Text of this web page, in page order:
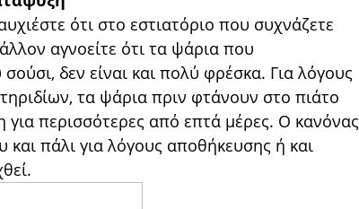
ότι στο εστιατόριο που συχνάζετε
αγνοείτε ότι τα ψάρια που
δεν είναι και πολύ φρέσκα. Για λόγους
τα ψάρια πριν φτάνουν στο πιάτο
περισσότερες από επτά μέρες. Ο κανόνας
και πάλι για λόγους αποθήκευσης ή και